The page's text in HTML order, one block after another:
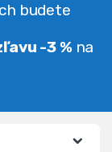
budete
-3 % na